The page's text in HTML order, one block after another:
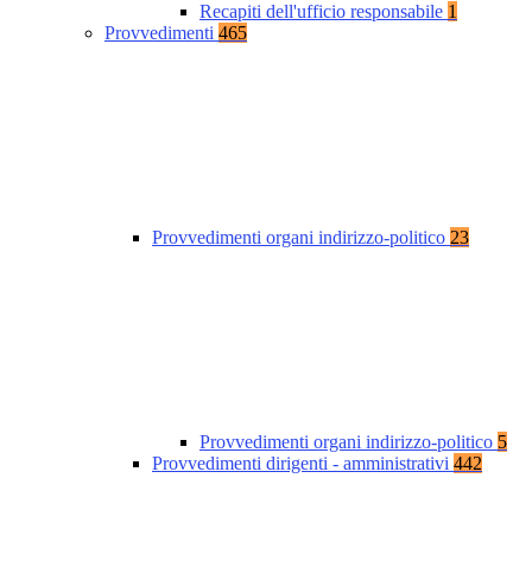
Recapiti dell'ufficio responsabile 1
Provvedimenti 465
Provvedimenti organi indirizzo-politico 23
Provvedimenti organi indirizzo-politico 5
Provvedimenti dirigenti - amministrativi 442